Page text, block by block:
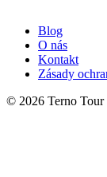
Blog
O nás
Kontakt
Zásady
© 2026 Terno Tour